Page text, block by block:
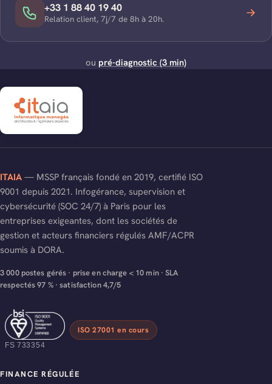
+33 1 88 40 19 40
Relation client, 7j/7 de 8h à 20h.
ou pré-diagnostic (3 min)
ITAIA — MSSP français fondé en 2019, certifié ISO
9001 depuis 2021. Infogérance, supervision et
cybersécurité (SOC 24/7) à Paris pour les
entreprises exigeantes, dont les sociétés de
gestion et acteurs financiers régulés AMF/ACPR
soumis à DORA.
3 000 postes gérés · prise en charge < 10 min · SLA
respectés 97 % · satisfaction 4,7/5
FS 733354
ISO 27001 en cours
FINANCE RÉGULÉE